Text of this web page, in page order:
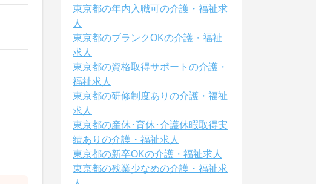
東京都の年内入職可の介護・福祉求
人
東京都のブランクOKの介護・福祉
求人
東京都の資格取得サポートの介護・
福祉求人
東京都の研修制度ありの介護・福祉
求人
東京都の産休･育休･介護休暇取得実
績ありの介護・福祉求人
東京都の新卒OKの介護・福祉求人
東京都の残業少なめの介護・福祉求